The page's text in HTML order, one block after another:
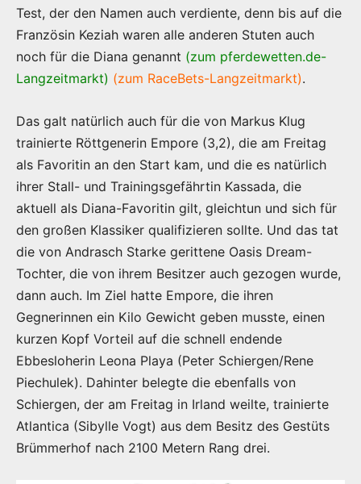
Test, der den Namen auch verdiente, denn bis auf die
Französin Keziah waren alle anderen Stuten auch
noch für die Diana genannt (zum pferdewetten.de-
Langzeitmarkt) (zum RaceBets-Langzeitmarkt).
Das galt natürlich auch für die von Markus Klug
trainierte Röttgenerin Empore (3,2), die am Freitag
als Favoritin an den Start kam, und die es natürlich
ihrer Stall- und Trainingsgefährtin Kassada, die
aktuell als Diana-Favoritin gilt, gleichtun und sich für
den großen Klassiker qualifizieren sollte. Und das tat
die von Andrasch Starke gerittene Oasis Dream-
Tochter, die von ihrem Besitzer auch gezogen wurde,
dann auch. Im Ziel hatte Empore, die ihren
Gegnerinnen ein Kilo Gewicht geben musste, einen
kurzen Kopf Vorteil auf die schnell endende
Ebbesloherin Leona Playa (Peter Schiergen/Rene
Piechulek). Dahinter belegte die ebenfalls von
Schiergen, der am Freitag in Irland weilte, trainierte
Atlantica (Sibylle Vogt) aus dem Besitz des Gestüts
Brümmerhof nach 2100 Metern Rang drei.